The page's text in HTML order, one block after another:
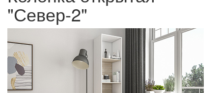
"Север-2"